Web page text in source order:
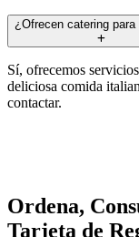
¿Ofrecen catering
Sí, ofrecemos
deliciosa comida
contactar.
Ordena,
Tarjeta de